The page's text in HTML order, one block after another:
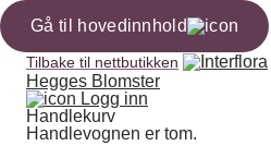
Gå til hovedinnhold
Tilbake til nettbutikken
Hegges Blomster
Logg inn
Handlekurv
Handlevognen er tom.